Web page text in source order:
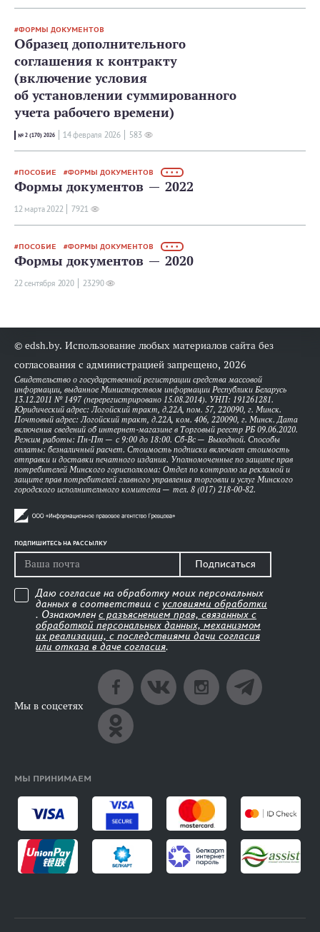
ФОРМЫ ДОКУМЕНТОВ
Образец дополнительного
соглашения к контракту
(включение условия
об установлении суммированного
учета рабочего времени)
№ 2 (170) 2026 14 февраля 2026 583
ПОСОБИЕ ФОРМЫ ДОКУМЕНТОВ • • •
Формы документов — 2022
12 мартa 2022 7921
ПОСОБИЕ ФОРМЫ ДОКУМЕНТОВ • • •
Формы документов — 2020
22 сентября 2020 23290
© edsh.by. Использование любых материалов сайта без
согласования с администрацией запрещено, 2026
Свидетельство о государственной регистрации средства массовой
информации, выданное Министерством информации Республики Беларусь
13.12.2011 № 1497 (перерегистрировано 15.08.2014). УНП: 191261281.
Юридический адрес: Логойский тракт, д.22А, пом. 57, 220090, г. Минск.
Почтовый адрес: Логойский тракт, д.22А, ком. 406, 220090, г. Минск. Дата
включения сведений об интернет-магазине в Торговый реестр РБ 09.06.2020.
Режим работы: Пн-Пт — с 9:00 до 18:00. Сб-Вс — Выходной. Способы
оплаты: безналичный расчет. Стоимость подписки включает стоимость
отправки и доставки печатного издания. Уполномоченные по защите прав
потребителей Минского горисполкома: Отдел по контролю за рекламой и
защите прав потребителей главного управления торговли и услуг Минского
городского исполнительного комитета — тел. 8 (017) 218-00-82.
ПОДПИШИТЕСЬ НА РАССЫЛКУ
Подписаться
Даю согласие на обработку моих персональных
данных в соответствии с условиями обработки
. Ознакомлен с разъяснением прав, связанных с
обработкой персональных данных, механизмом
их реализации, с последствиями дачи согласия
или отказа в даче согласия.
Мы в соцсетях
МЫ ПРИНИМАЕМ